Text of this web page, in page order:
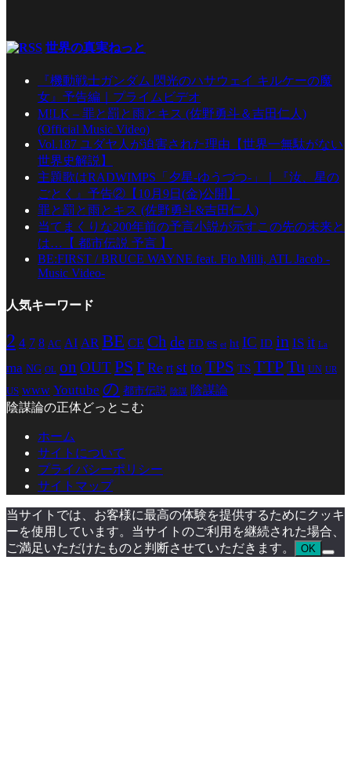
世界の真実ねっと
『機動戦士ガンダム 閃光のハサウェイ キルケーの魔
女』予告編｜プライムビデオ
M!LK – 罪と罰と雨とキス (佐野勇斗＆吉田仁人)
(Official Music Video)
Vol.187 ユダヤ人が迫害された理由【世界一無駄がない
世界史解説】
主題歌はRADWIMPS「夕星-ゆうづつ-」｜『汝、星の
ごとく』予告②【10月9日(金)公開】
罪と罰と雨とキス (佐野勇斗&吉田仁人)
当てまくりな200年前の予言小説が示すこの先の未来と
は…【 都市伝説 予言 】
BE:FIRST / BRUCE WAYNE feat. Flo Milli, ATL Jacob -
Music Video-
人気キーワード
2 4 7 8 AC AI AR BE CE Ch de ED es et ht IC ID in IS it La
ma NG OL on OUTPS r Re rt st to TPS TS TTPTu UN UR
US www Youtube の 都市伝説 陰謀 陰謀論
陰謀論の正体どっとこむ
ホーム
サイトについて
プライバシーポリシー
サイトマップ
当サイトでは、お客様に最高の体験を提供するためにクッキ
ーを使用しています。当サイトのご利用を継続された場合、
ご満足いただけたものと判断させていただきます。
OK